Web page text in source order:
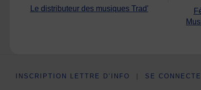
Le distributeur des musiques Trad'
INSCRIPTION LETTRE D’INFO | SE